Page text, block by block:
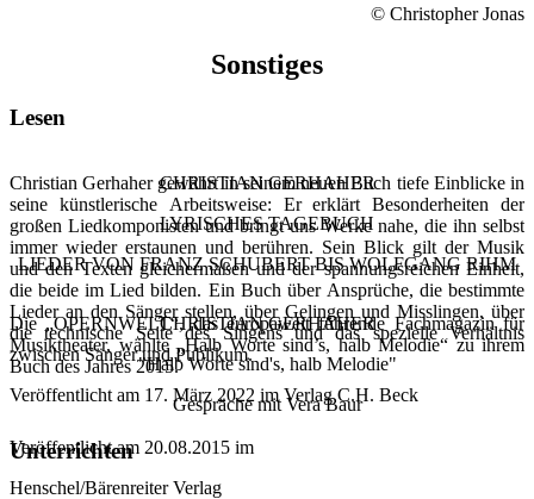
© Christopher Jonas
Sonstiges
Lesen
Christian Gerhaher gewährt in seinem neuen Buch tiefe Einblicke in
seine künstlerische Arbeitsweise: Er erklärt Besonderheiten der
großen Liedkomponisten und bringt uns Werke nahe, die ihn selbst
immer wieder erstaunen und berühren. Sein Blick gilt der Musik
und den Texten gleichermaßen und der spannungsreichen Einheit,
die beide im Lied bilden. Ein Buch über Ansprüche, die bestimmte
Lieder an den Sänger stellen, über Gelingen und Misslingen, über
die technische Seite des Singens und das spezielle Verhältnis
zwischen Sänger und Publikum.
Veröffentlicht am 17. März 2022 im Verlag C.H. Beck
CHRISTIAN GERHAHER
LYRISCHES TAGEBUCH
LIEDER VON FRANZ SCHUBERT BIS WOLFGANG RIHM
Die „OPERNWELT“, das europaweit führende Fachmagazin für
Musiktheater, wählte „Halb Worte sind’s, halb Melodie“ zu ihrem
Buch des Jahres 2015.
Veröffentlicht am 20.08.2015 im
Henschel/Bärenreiter Verlag
CHRISTIAN GERHAHER
"Halb Worte sind's, halb Melodie"
Gespräche mit Vera Baur
Unterrichten